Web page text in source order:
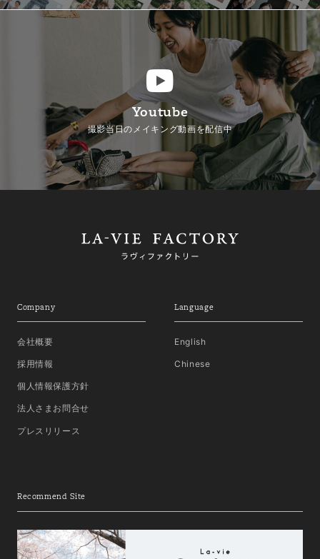
Youtube
撮影当日のメイキング動画を配信中
Company
会社概要
採用情報
個人情報保護方針
法人さまお問合せ
プレスリリース
Language
English
Chinese
Recommend Site